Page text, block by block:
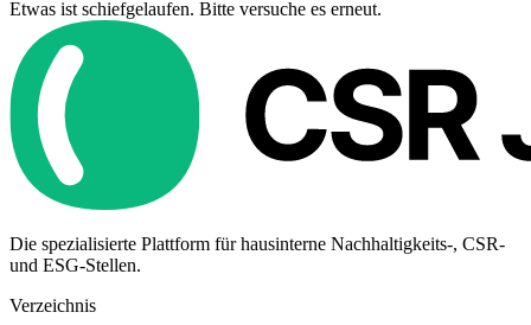
Etwas ist schiefgelaufen. Bitte versuche es erneut.
Die spezialisierte Plattform für hausinterne Nachhaltigkeits-, CSR-
und ESG-Stellen.
Verzeichnis